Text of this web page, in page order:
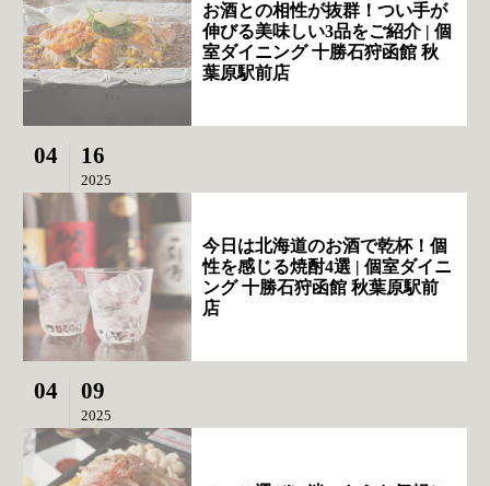
お酒との相性が抜群！つい手が
伸びる美味しい3品をご紹介 | 個
室ダイニング 十勝石狩函館 秋
葉原駅前店
04 16
2025
今日は北海道のお酒で乾杯！個
性を感じる焼酎4選 | 個室ダイニ
ング 十勝石狩函館 秋葉原駅前
店
04 09
2025